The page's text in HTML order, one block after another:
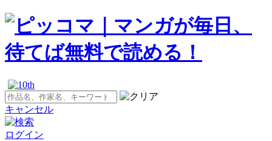
キャンセル
ログイン